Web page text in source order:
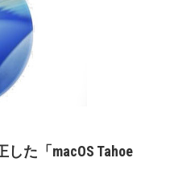
た「macOS Tahoe